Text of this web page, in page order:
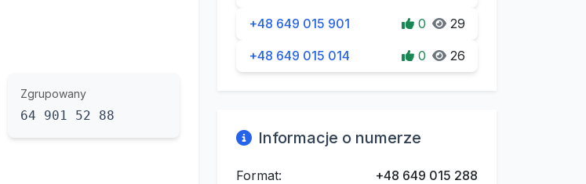
Zgrupowany
64 901 52 88
+48 649 015 901 0 29
+48 649 015 014 0 26
Informacje o numerze
Format: +48 649 015 288